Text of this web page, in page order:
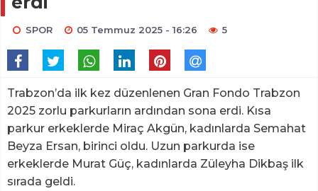
SPOR 05 Temmuz 2025 - 16:26 5
Trabzon’da ilk kez düzenlenen Gran Fondo Trabzon
2025 zorlu parkurların ardından sona erdi. Kısa
parkur erkeklerde Miraç Akgün, kadınlarda Semahat
Beyza Ersan, birinci oldu. Uzun parkurda ise
erkeklerde Murat Güç, kadınlarda Züleyha Dikbaş ilk
sırada geldi.